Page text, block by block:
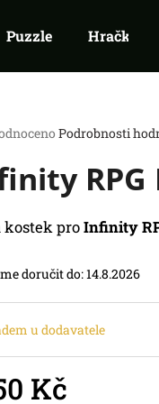
Puzzle Hračky
Podrobnosti
RPG
kostek proInfinity
doručit do:14.8.2026
u dodavatele
Kč
RIFTBOUND:
TCG -